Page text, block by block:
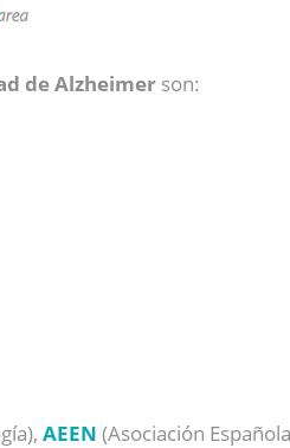
de Alzheimer son:
AEEN (Asociación